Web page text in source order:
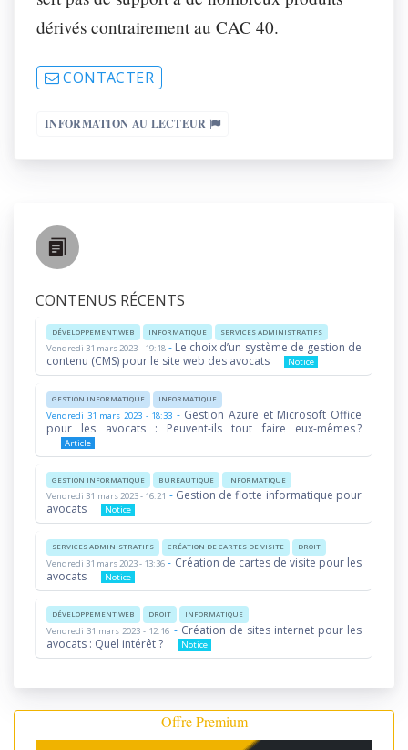
dérivés contrairement au CAC 40.
CONTACTER
INFORMATION AU LECTEUR
CONTENUS RÉCENTS
DÉVELOPPEMENT WEB INFORMATIQUE SERVICES ADMINISTRATIFS
Vendredi 31 mars 2023 - 19:18- Le choix d’un système de gestion de
contenu (CMS) pour le site web des avocats
Notice
GESTION INFORMATIQUE INFORMATIQUE
Vendredi 31 mars 2023 - 18:33 - Gestion Azure et Microsoft Office
pour les avocats : Peuvent-ils tout faire eux-mêmes ?
Article
GESTION INFORMATIQUE BUREAUTIQUE INFORMATIQUE
Vendredi 31 mars 2023 - 16:21 - Gestion de flotte informatique pour
avocats
Notice
SERVICES ADMINISTRATIFS CRÉATION DE CARTES DE VISITE DROIT
Vendredi 31 mars 2023 - 13:36 - Création de cartes de visite pour les
avocats
Notice
DÉVELOPPEMENT WEB DROIT INFORMATIQUE
Vendredi 31 mars 2023 - 12:16 - Création de sites internet pour les
avocats : Quel intérêt ?
Notice
Offre Premium